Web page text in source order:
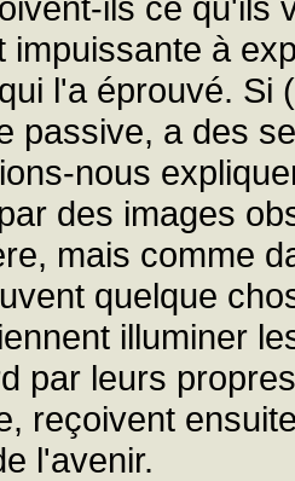
impuissante à
l'a éprouvé. Si
passive, a des
nous
des images
mais comme
quelque
illuminer
par leurs
reçoivent
l'avenir.